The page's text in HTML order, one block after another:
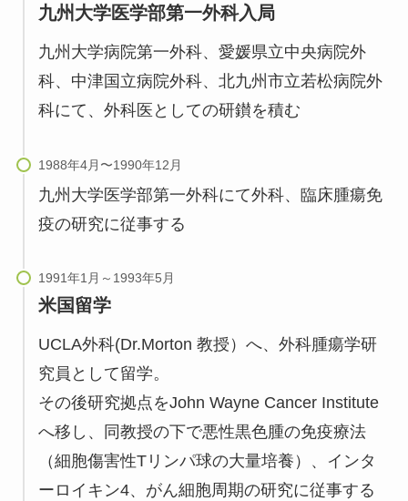
九州大学医学部第一外科入局
九州大学病院第一外科、愛媛県立中央病院外
科、中津国立病院外科、北九州市立若松病院外
科にて、外科医としての研鑚を積む
九州大学医学部第一外科にて外科、臨床腫瘍免
疫の研究に従事する
米国留学
UCLA外科(Dr.Morton 教授）へ、外科腫瘍学研
究員として留学。
その後研究拠点をJohn Wayne Cancer Institute
へ移し、同教授の下で悪性黒色腫の免疫療法
（細胞傷害性Tリンパ球の大量培養）、インタ
ーロイキン4、がん細胞周期の研究に従事する